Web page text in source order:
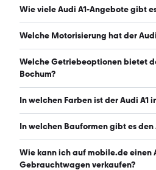
Ein guter Preis für einen Audi A1
monatlich. (Stand: 10.8.2026)
Wie viele Audi A1-Angebote gibt
Es gibt insgesamt 176 Audi A1 bei
Welche Motorisierung hat der
Der Audi A1 in Bochum hat
207 PS. (Stand: 10.8.2026)
Welche Getriebeoptionen bietet
Bochum?
Der Audi A1 in Bochum ist mit
In welchen Farben ist der Audi A1
Den Audi A1 in Bochum gibt es in
gelb. Die häufigste Farbe ist grau.
In welchen Bauformen gibt es den
Den Audi A1 in Bochum gibt es in
Limousine und Kleinwagen.
Wie kann ich auf mobile.de einen
Gebrauchtwagen verkaufen?